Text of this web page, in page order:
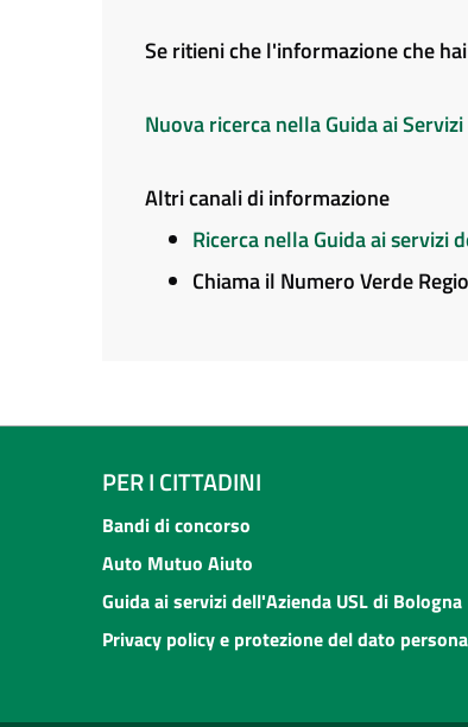
Se ritieni che l'informazione che
Nuova ricerca nella Guida ai
Altri canali di informazione
Ricerca nella Guida ai servizi
Chiama il Numero Verde
PER I CITTADINI
Bandi di concorso
Auto Mutuo Aiuto
Guida ai servizi dell'Azienda USL di Bologna
Privacy policy e protezione del dato